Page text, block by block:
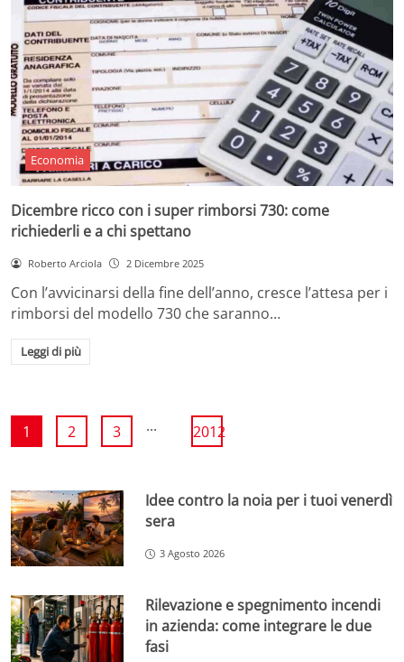
Economia
Dicembre ricco con i super rimborsi 730: come
richiederli e a chi spettano
Roberto Arciola 2 Dicembre 2025
Con l’avvicinarsi della fine dell’anno, cresce l’attesa per i
rimborsi del modello 730 che saranno…
Leggi di più
1 2 3 ... 2012
Idee contro la noia per i tuoi venerdì
sera
3 Agosto 2026
Rilevazione e spegnimento incendi
in azienda: come integrare le due
fasi